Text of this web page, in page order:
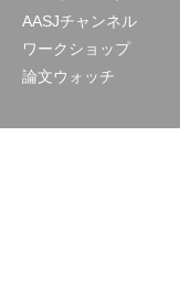
AASJチャンネル
ワークショップ
論文ウォッチ